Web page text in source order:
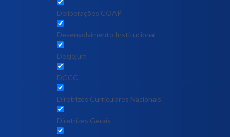
Deliberações COAP
Desenvolvimento Institucional
Desjejum
DGCC
Diretrizes Curriculares Nacionais
Diretrizes Gerais